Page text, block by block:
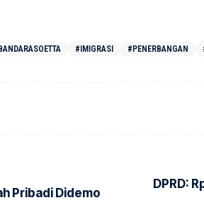
#IMIGRASI #PENERBANGAN
Pribadi Didemo
DPRD: